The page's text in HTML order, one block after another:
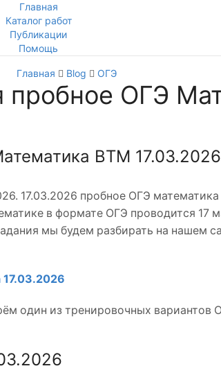
Главная
Каталог работ
Публикации
Помощь
Главная Blog ОГЭ
пробное ОГЭ
ВТМ 17.03.2026
17.03.2026 пробное ОГЭ
в формате ОГЭ проводится 17
мы будем разбирать на нашем
17.03.2026
один из тренировочных вариантов